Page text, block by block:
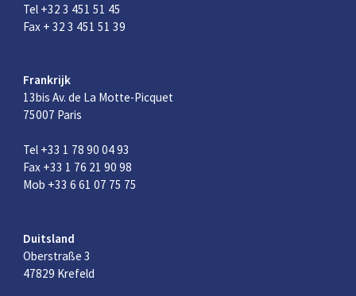
Tel +32 3 451 51 45
Fax + 32 3 451 51 39
Frankrijk
13bis Av. de La Motte-Picquet
75007 Paris
Tel +33 1 78 90 04 93
Fax +33 1 76 21 90 98
Mob +33 6 61 07 75 75
Duitsland
Oberstraße 3
47829 Krefeld